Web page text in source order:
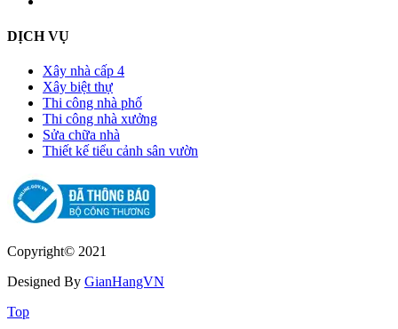
DỊCH VỤ
Xây nhà cấp 4
Xây biệt thự
Thi công nhà phố
Thi công nhà xưởng
Sửa chữa nhà
Thiết kế tiểu cảnh sân vườn
Copyright© 2021
Designed By GianHangVN
Top